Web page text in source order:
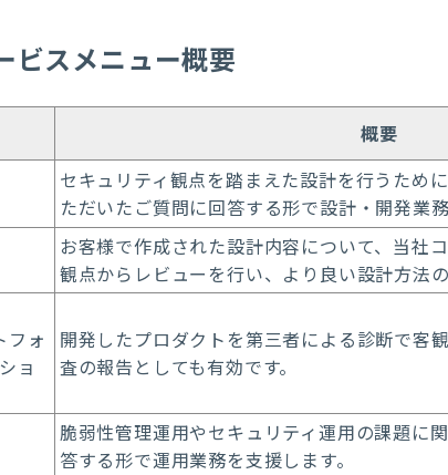
ビスメニュー概要
概要
セキュリティ観点を踏まえた設計を行うため
ただいたご質問に回答する形で設計・開発業務
お客様で作成された設計内容について、当社
観点からレビューを行い、より良い設計方法の
フォ
ョ
開発したプロダクトを第三者による診断で客
査の報告としても有効です。
脆弱性管理運用やセキュリティ運用の課題に
答する形で運用業務を支援します。